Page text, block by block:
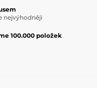
nejvýhodněji
100.000 položek